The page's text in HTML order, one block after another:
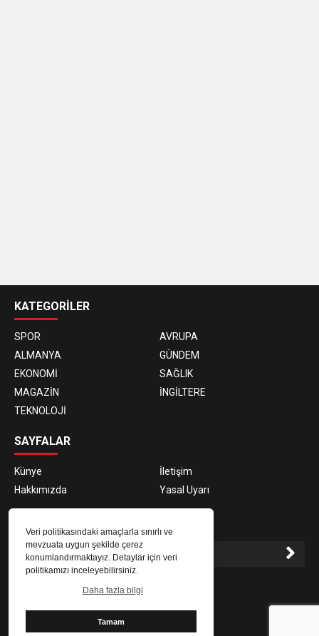
Veri politikasındaki amaçlarla sınırlı ve
mevzuata uygun şekilde çerez
konumlandırmaktayız. Detaylar için veri
politikamızı inceleyebilirsiniz.
Daha fazla bilgi
Tamam
siteleri
KATEGORİLER
SPOR
AVRUPA
ALMANYA
GÜNDEM
EKONOMİ
SAĞLIK
MAGAZİN
İNGİLTERE
TEKNOLOJİ
SAYFALAR
Künye
İletişim
Hakkımızda
Yasal Uyarı